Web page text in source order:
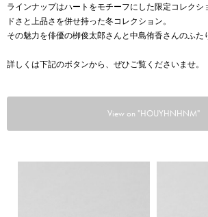
ラインナップはハートをモチーフにした限定コレクシ
ドさと上品さを併せ持った冬コレクション。
その魅力を俳優の栁俊太郎さんと中島侑香さんのふた
詳しくは下記のボタンから、ぜひご覧くださいませ。
View on "HOUYHNHNM"